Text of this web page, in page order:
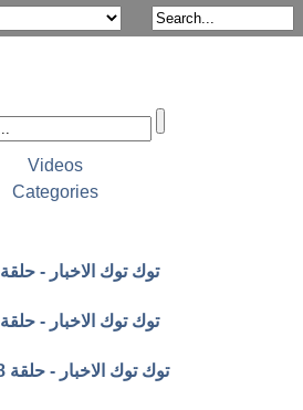
Videos
Categories
توك توك الاخبار - حلقة 8 أغسطس 2011
توك توك الاخبار - حلقة 1 أغسطس 2011
توك توك الاخبار - حلقة 18 أغسطس 2011